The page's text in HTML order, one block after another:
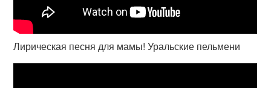
Лирическая песня для мамы! Уральские пельмени